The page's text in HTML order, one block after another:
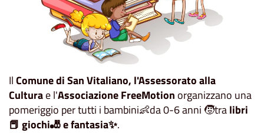
IlComune di San Vitaliano, l'Assessorato alla
Culturae l'Associazione FreeMotion organizzano una
pomeriggio per tutti i bambini👶da 0-6 anni 🧒tralibri
📕 giochi🎳 e fantasia✨.